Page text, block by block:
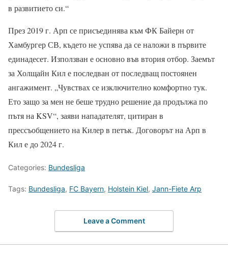
в развитието си.“
През 2019 г. Арп се присъединява към ФК Байерн от
Хамбургер СВ, където не успява да се наложи в първите
единадесет. Използван е основно във втория отбор. Заемът
за Холщайн Кил е последван от последващ постоянен
ангажимент. „Чувствах се изключително комфортно тук.
Ето защо за мен не беше трудно решение да продължа по
пътя на KSV“, заяви нападателят, цитиран в
прессъобщението на Килер в петък. Договорът на Арп в
Кил е до 2024 г.
Categories: Bundesliga
Tags: Bundesliga, FC Bayern, Holstein Kiel, Jann-Fiete Arp
Leave a Comment